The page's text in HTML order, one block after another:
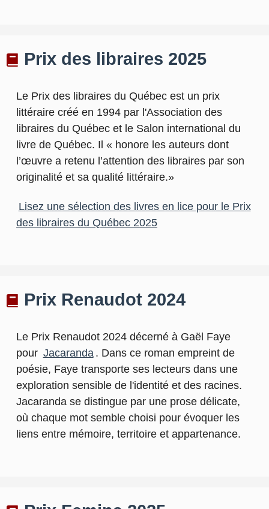
Prix des libraires 2025
Le Prix des libraires du Québec est un prix
littéraire créé en 1994 par l'Association des
libraires du Québec et le Salon international du
livre de Québec. Il « honore les auteurs dont
l’œuvre a retenu l’attention des libraires par son
originalité et sa qualité littéraire.»
Lisez une sélection des livres en lice pour le Prix
des libraires du Québec 2025
Prix Renaudot 2024
Le Prix Renaudot 2024 décerné à Gaël Faye
pour Jacaranda . Dans ce roman empreint de
poésie, Faye transporte ses lecteurs dans une
exploration sensible de l'identité et des racines.
Jacaranda se distingue par une prose délicate,
où chaque mot semble choisi pour évoquer les
liens entre mémoire, territoire et appartenance.